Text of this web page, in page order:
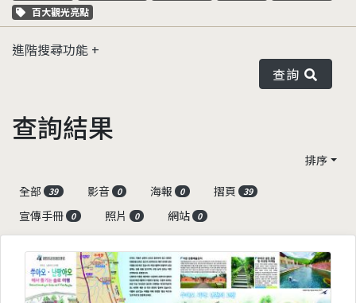
關鍵字標籤
百大觀光亮點
進階搜尋功能
查詢
查詢結果
排序
全部
39 影音 0 海報 0 摺頁 39
宣傳手冊 0 照片 0 網站 0